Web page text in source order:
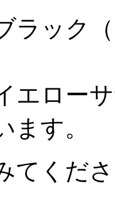
ラック
エロー
ます。
てくだ